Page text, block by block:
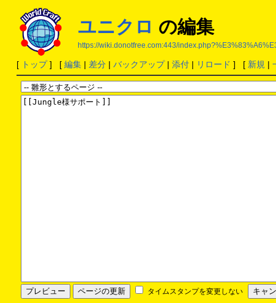
ユニクロ の編集
https://wiki.donotfree.com:443/
[ トップ] [ 編集| 差分| バックアップ| 添付| リロード ] [ 新規 |
タイムスタンプを変更しない